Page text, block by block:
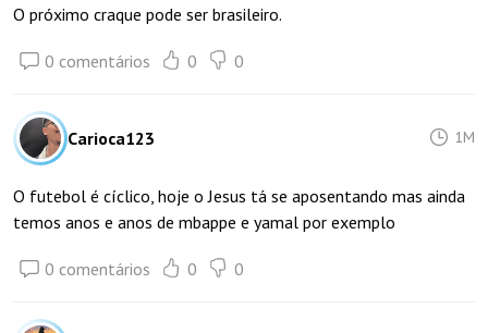
O próximo craque pode ser brasileiro.
0 comentários 0 0
Carioca123 1M
O futebol é cíclico, hoje o Jesus tá se aposentando mas ainda
temos anos e anos de mbappe e yamal por exemplo
0 comentários 0 0